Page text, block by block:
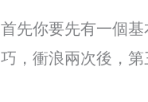
首先你要先有一個
巧，衝浪兩次後，第